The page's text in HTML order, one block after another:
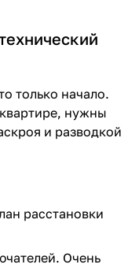
только начало.
нужны
и разводкой
расстановки
Очень